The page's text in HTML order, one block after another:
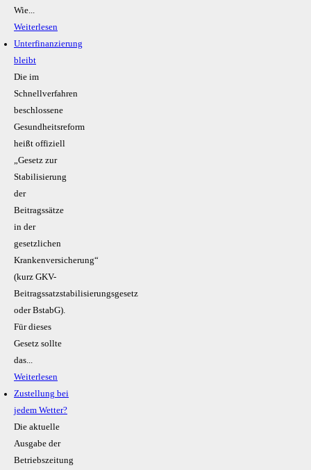
Wie...
Weiterlesen
Unterfinanzierung
bleibt
Die im
Schnellverfahren
beschlossene
Gesundheitsreform
heißt offiziell
„Gesetz zur
Stabilisierung
der
Beitragssätze
in der
gesetzlichen
Krankenversicherung“
(kurz GKV-
Beitragssatzstabilisierungsgesetz
oder BstabG).
Für dieses
Gesetz sollte
das...
Weiterlesen
Zustellung bei
jedem Wetter?
Die aktuelle
Ausgabe der
Betriebszeitung